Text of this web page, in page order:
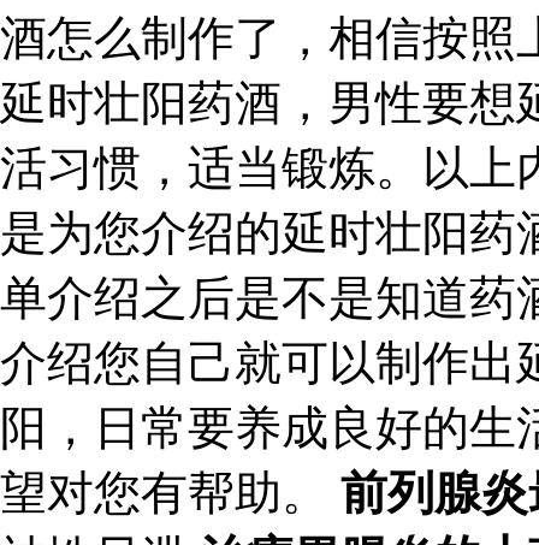
酒怎么制作了，相信按照
延时壮阳药酒，男性要想
活习惯，适当锻炼。以上
是为您介绍的延时壮阳
单介绍之后是不是知道药
介绍您自己就可以制作出
阳，日常要养成良好的
望对您有帮助。 前列腺